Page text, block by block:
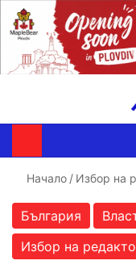
Начало / Избор на
България
Избор на